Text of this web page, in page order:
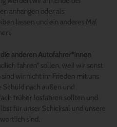
anhängen oder als
lassen und ein anderes Mal
anderen Autofahrer*innen
fahren“ sollen, weil wir sonst
wir nicht im Frieden mit uns
nach außen und
früher losfahren sollten und
für unser Schicksal und unsere
sind.